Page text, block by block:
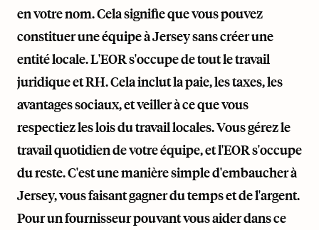
en votre nom. Cela signifie que vous pouvez
constituer une équipe à Jersey sans créer une
entité locale. L'EOR s'occupe de tout le travail
juridique et RH. Cela inclut la paie, les taxes, les
avantages sociaux, et veiller à ce que vous
respectiez les lois du travail locales. Vous gérez le
travail quotidien de votre équipe, et l'EOR s'occupe
du reste. C'est une manière simple d'embaucher à
Jersey, vous faisant gagner du temps et de l'argent.
Pour un fournisseur pouvant vous aider dans ce